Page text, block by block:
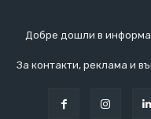
Добре дошли в
За контакти, реклама и